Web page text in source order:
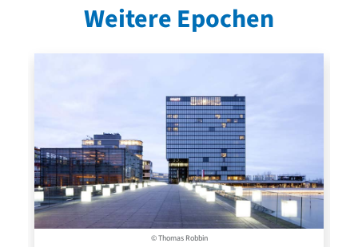
Weitere Epochen
© Thomas Robbin